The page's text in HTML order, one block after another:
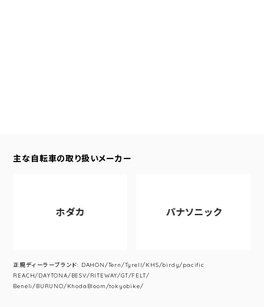
主な自転車の取り扱いメーカー
ホダカ パナソニック
正規ディーラーブランド: DAHON/Tern/Tyrell/KHS/birdy/pacific
REACH/DAYTONA/BESV/RITEWAY/GT/FELT/
Beneli/BURUNO/KhodaBloom/tokyobike/